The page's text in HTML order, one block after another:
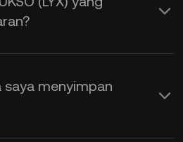
saya menyimpan